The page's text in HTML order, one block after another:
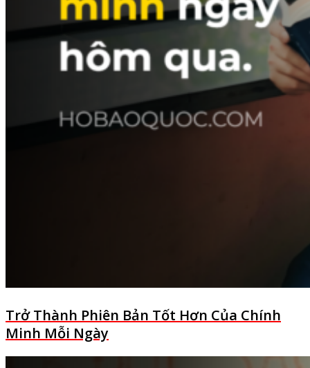
Trở Thành Phiên Bản Tốt Hơn Của Chính
Minh Mỗi Ngày